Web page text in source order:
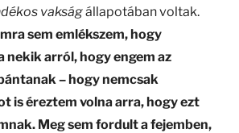
vakságállapotában voltak.
sem emlékszem, hogy
nekik arról, hogy engem az
– hogy nemcsak
is éreztem volna arra, hogy ezt
Meg sem fordult a fejemben,